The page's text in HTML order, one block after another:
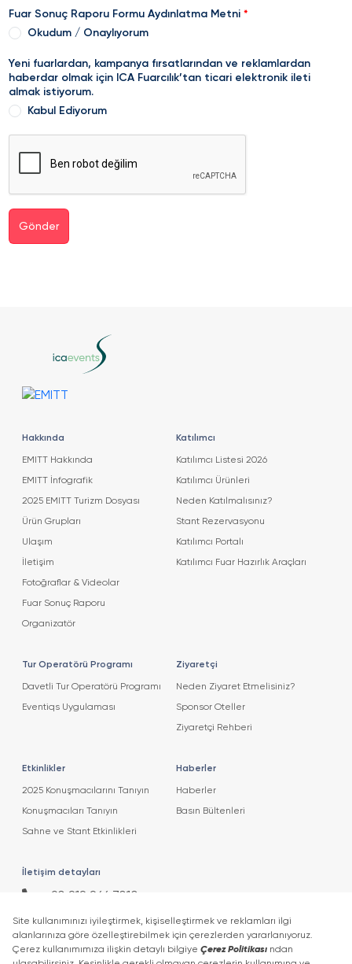
Fuar Sonuç Raporu Formu Aydınlatma Metni
Okudum / Onaylıyorum
Yeni fuarlardan, kampanya fırsatlarından ve reklamlardan
haberdar olmak için ICA Fuarcılık’tan ticari elektronik ileti
almak istiyorum.
Kabul Ediyorum
Gönder
Hakkında
EMITT Hakkında
EMITT İnfografik
2025 EMITT Turizm Dosyası
Ürün Grupları
Ulaşım
İletişim
Fotoğraflar & Videolar
Fuar Sonuç Raporu
Organizatör
Katılımcı
Katılımcı Listesi 2026
Katılımcı Ürünleri
Neden Katılmalısınız?
Stant Rezervasyonu
Katılımcı Portalı
Katılımcı Fuar Hazırlık Araçları
Tur Operatörü Programı
Davetli Tur Operatörü Programı
Eventiqs Uygulaması
Ziyaretçi
Neden Ziyaret Etmelisiniz?
Sponsor Oteller
Ziyaretçi Rehberi
Etkinlikler
2025 Konuşmacılarını Tanıyın
Konuşmacıları Tanıyın
Sahne ve Stant Etkinlikleri
Haberler
Haberler
Basın Bültenleri
İletişim detayları
+90 212 266 7010
info.turkey@icaevents.com.tr
Sosyal Medya